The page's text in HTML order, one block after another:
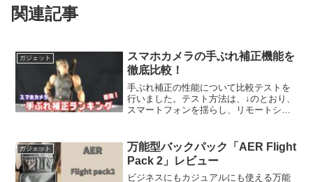
関連記事
ガジェット
スマホカメラの手ぶれ補正機能を
徹底比較！
手ぶれ補正の性能について比較テストを
行いました。テスト方法は、↓のとおり、
スマートフォンを揺らし、リモートシャ
末で同一になるようにおこなっています
が、アナログな方法であ...
ガジェット
万能型バックパック「AER Flight
Pack 2」レビュー
ビジネスにもカジュアルにも使える万能